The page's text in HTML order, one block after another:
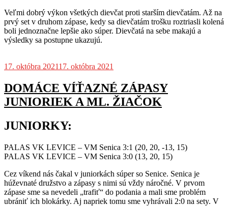
Veľmi dobrý výkon všetkých dievčat proti starším dievčatám. Až na
prvý set v druhom zápase, kedy sa dievčatám trošku roztriasli kolená
boli jednoznačne lepšie ako súper. Dievčatá na sebe makajú a
výsledky sa postupne ukazujú.
17. októbra 202117. októbra 2021
DOMÁCE VÍŤAZNÉ ZÁPASY
JUNIORIEK A ML. ŽIAČOK
JUNIORKY:
PALAS VK LEVICE – VM Senica 3:1 (20, 20, -13, 15)
PALAS VK LEVICE – VM Senica 3:0 (13, 20, 15)
Cez víkend nás čakal v juniorkách súper so Senice. Senica je
húževnaté družstvo a zápasy s nimi sú vždy náročné. V prvom
zápase sme sa nevedeli „trafiť“ do podania a mali sme problém
ubrániť ich blokárky. Aj napriek tomu sme vyhrávali 2:0 na sety. V